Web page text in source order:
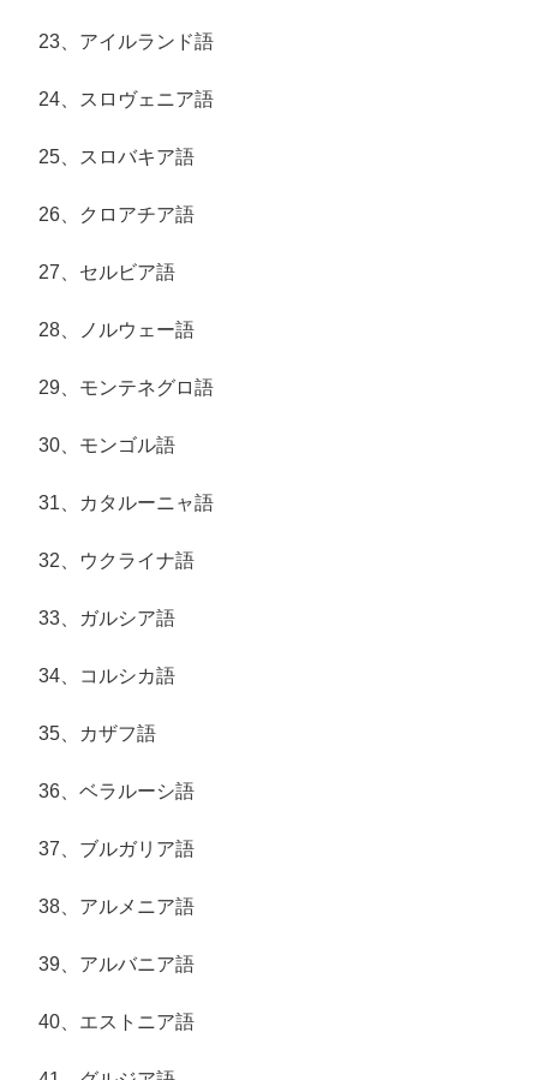
23、アイルランド語
24、スロヴェニア語
25、スロバキア語
26、クロアチア語
27、セルビア語
28、ノルウェー語
29、モンテネグロ語
30、モンゴル語
31、カタルーニャ語
32、ウクライナ語
33、ガルシア語
34、コルシカ語
35、カザフ語
36、ベラルーシ語
37、ブルガリア語
38、アルメニア語
39、アルバニア語
40、エストニア語